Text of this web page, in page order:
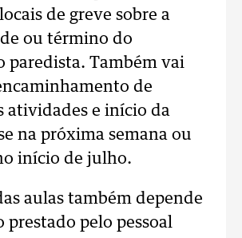
de greve sobre a
ou término do
paredista. Também vai
de
atividades e início da
na próxima semana ou
início de julho.
aulas também depende
prestado pelo pessoal